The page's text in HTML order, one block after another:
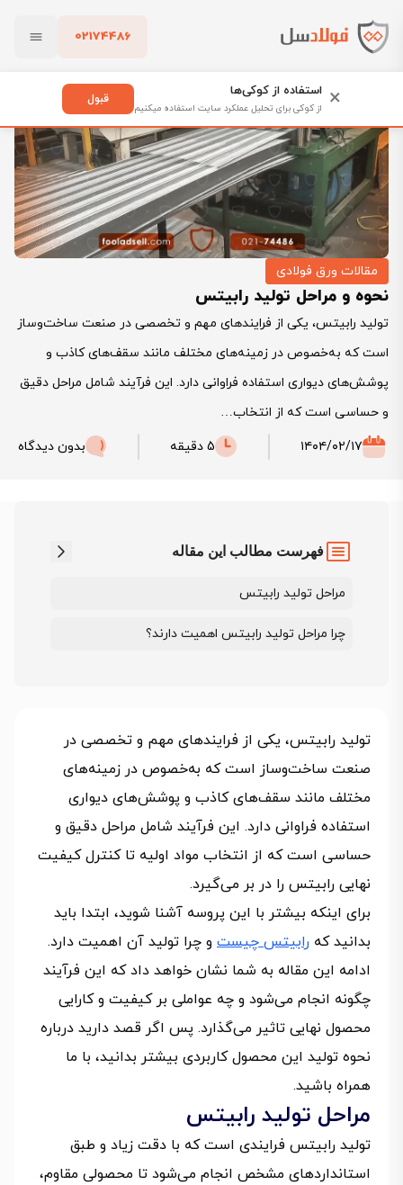
02174486
پاک کردن
فولادسل
مقالات ورق فولادی
نحوه و مراحل تولید رابیتس
تولید رابیتس، یکی از فرایندهای مهم و تخصصی در صنعت ساخت‌وساز
است که به‌خصوص در زمینه‌های مختلف مانند سقف‌های کاذب و
پوشش‌های دیواری استفاده فراوانی دارد. این فرآیند شامل مراحل دقیق
و حساسی است که از انتخاب…
۱۴۰۴/۰۲/۱۷
5 دقیقه بدون دیدگاه
فهرست مطالب این مقاله
مراحل تولید رابیتس
چرا مراحل تولید رابیتس اهمیت دارند؟
تولید رابیتس، یکی از فرایندهای مهم و تخصصی در
صنعت ساخت‌وساز است که به‌خصوص در زمینه‌های
مختلف مانند سقف‌های کاذب و پوشش‌های دیواری
استفاده فراوانی دارد. این فرآیند شامل مراحل دقیق و
حساسی است که از انتخاب مواد اولیه تا کنترل کیفیت
نهایی رابیتس را در بر می‌گیرد.
برای اینکه بیشتر با این پروسه آشنا شوید، ابتدا باید
بدانید که رابیتس چیست و چرا تولید آن اهمیت دارد.
ادامه این مقاله به شما نشان خواهد داد که این فرآیند
چگونه انجام می‌شود و چه عواملی بر کیفیت و کارایی
محصول نهایی تاثیر می‌گذارد. پس اگر قصد دارید درباره
نحوه تولید این محصول کاربردی بیشتر بدانید، با ما
همراه باشید.
مراحل تولید رابیتس
تولید رابیتس فرایندی است که با دقت زیاد و طبق
استانداردهای مشخص انجام می‌شود تا محصولی مقاوم،
× استفاده از کوکی‌ها
از کوکی برای تحلیل عملکرد سایت استفاده میکنیم
قبول